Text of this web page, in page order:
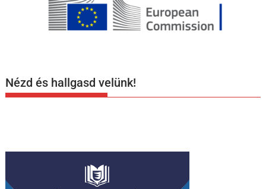
Nézd és hallgasd velünk!